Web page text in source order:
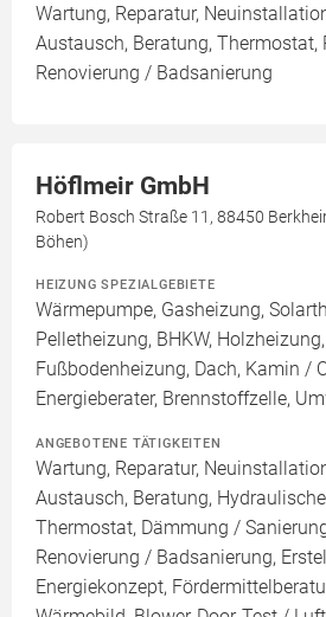
Wartung, Reparatur,
Austausch, Beratung, Thermostat,
Renovierung / Badsanierung
Höflmeir GmbH
Robert Bosch Straße 11, 88450
Böhen)
HEIZUNG SPEZIALGEBIETE
Wärmepumpe, Gasheizung,
Pelletheizung, BHKW,
Fußbodenheizung, Dach, Kamin /
Energieberater, Brennstoffzelle,
ANGEBOTENE TÄTIGKEITEN
Wartung, Reparatur,
Austausch, Beratung,
Thermostat, Dämmung /
Renovierung / Badsanierung,
Energiekonzept,